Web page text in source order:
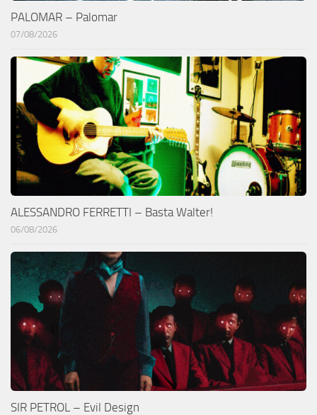
PALOMAR – Palomar
07/08/2026
ALESSANDRO FERRETTI – Basta Walter!
06/08/2026
SIR PETROL – Evil Design